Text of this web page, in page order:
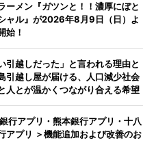
ーメン『ガツンと！！濃厚にぼと
ャル』が2026年8月9日（日）よ
始！
引越しだった」と言われる理由と
引越し屋が届ける、人口減少社会
人とが温かくつながり合える希望
行アプリ・熊本銀行アプリ・十八
アプリ ＞機能追加および改善のお